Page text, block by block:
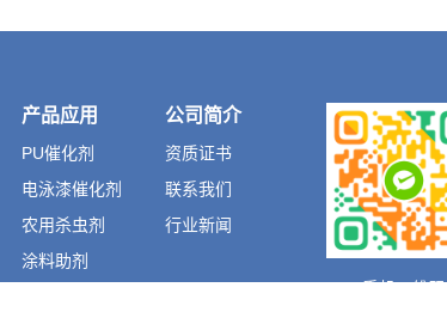
产品应用
PU催化剂
电泳漆催化剂
农用杀虫剂
涂料助剂
公司简介
资质证书
联系我们
行业新闻
手机二维码